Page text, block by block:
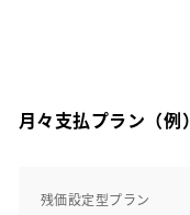
月々支払プラン（例）
残価設定型プラン